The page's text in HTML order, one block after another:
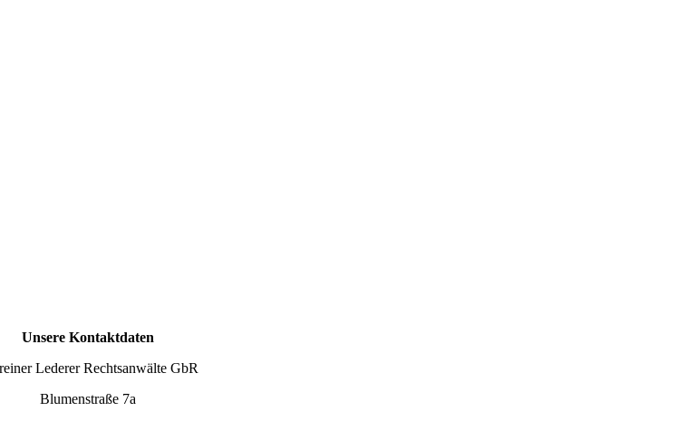
Unsere Kontaktdaten
Lederer Rechtsanwälte GbR
Blumenstraße 7a